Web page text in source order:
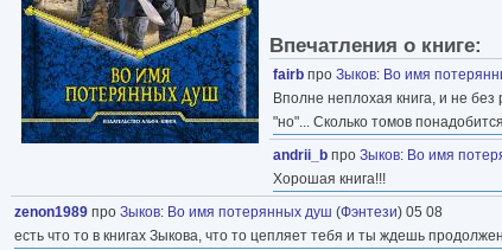
Впечатления о книге:
fairb про Зыков: Во имя
Вполне неплохая книга, и не
"но"... Сколько томов
andrii_b про Зыков: Во имя
Хорошая книга!!!
zenon1989 про Зыков: Во имя потерянных душ (Фэнтези) 05 08
есть что то в книгах Зыкова, что то цепляет тебя и ты ждешь